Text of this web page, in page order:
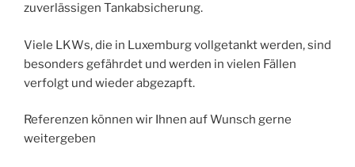
zuverlässigen Tankabsicherung.
Viele LKWs, die in Luxemburg vollgetankt werden, sind
besonders gefährdet und werden in vielen Fällen
verfolgt und wieder abgezapft.
Referenzen können wir Ihnen auf Wunsch gerne
weitergeben